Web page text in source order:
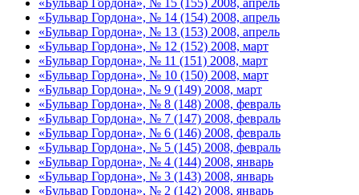
«Бульвар Гордона», № 14 (154) 2008, апрель
«Бульвар Гордона», № 13 (153) 2008, апрель
«Бульвар Гордона», № 12 (152) 2008, март
«Бульвар Гордона», № 11 (151) 2008, март
«Бульвар Гордона», № 10 (150) 2008, март
«Бульвар Гордона», № 9 (149) 2008, март
«Бульвар Гордона», № 8 (148) 2008, февраль
«Бульвар Гордона», № 7 (147) 2008, февраль
«Бульвар Гордона», № 6 (146) 2008, февраль
«Бульвар Гордона», № 5 (145) 2008, февраль
«Бульвар Гордона», № 4 (144) 2008, январь
«Бульвар Гордона», № 3 (143) 2008, январь
«Бульвар Гордона», № 2 (142) 2008, январь